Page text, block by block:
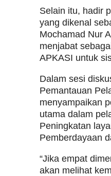
Selain itu, hadir
yang dikenal
Mochamad Nur
menjabat
APKASI untuk
Dalam sesi
Pemantauan
menyampaikan
utama dalam
Peningkatan
Pemberdayaan
“Jika empat
akan melihat